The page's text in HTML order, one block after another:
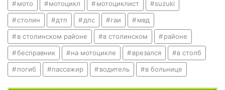
мото мотоцикл мотоциклист suzuki
столин дтп дпс гаи мвд
в столинском районе в столинском районе
бесправник на мотоцикле врезался в столб
погиб пассажир водитель в больнице